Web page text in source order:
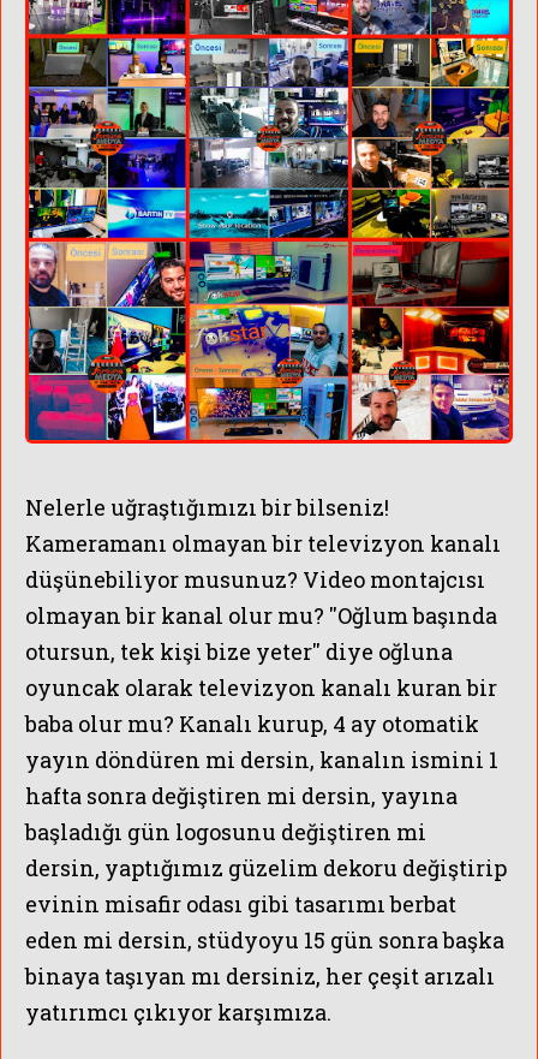
Nelerle uğraştığımızı bir bilseniz!
Kameramanı olmayan bir televizyon kanalı
düşünebiliyor musunuz? Video montajcısı
olmayan bir kanal olur mu? ''Oğlum başında
otursun, tek kişi bize yeter'' diye oğluna
oyuncak olarak televizyon kanalı kuran bir
baba olur mu? Kanalı kurup, 4 ay otomatik
yayın döndüren mi dersin, kanalın ismini 1
hafta sonra değiştiren mi dersin, yayına
başladığı gün logosunu değiştiren mi
dersin, yaptığımız güzelim dekoru değiştirip
evinin misafir odası gibi tasarımı berbat
eden mi dersin, stüdyoyu 15 gün sonra başka
binaya taşıyan mı dersiniz, her çeşit arızalı
yatırımcı çıkıyor karşımıza.